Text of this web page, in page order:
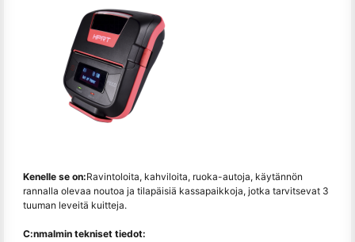
Kenelle se on:Ravintoloita, kahviloita, ruoka-autoja, käytännön
rannalla olevaa noutoa ja tilapäisiä kassapaikkoja, jotka tarvitsevat 3
tuuman leveitä kuitteja.
C:nmalmin tekniset tiedot: